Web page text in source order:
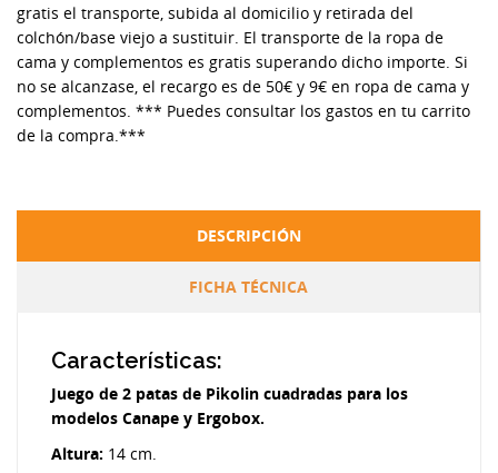
gratis el transporte, subida al domicilio y retirada del
colchón/base viejo a sustituir. El transporte de la ropa de
cama y complementos es gratis superando dicho importe. Si
no se alcanzase, el recargo es de 50€ y 9€ en ropa de cama y
complementos. *** Puedes consultar los gastos en tu carrito
de la compra.***
DESCRIPCIÓN
FICHA TÉCNICA
Características:
Juego de 2 patas de Pikolin cuadradas para los
modelos Canape y Ergobox.
Altura: 14 cm.